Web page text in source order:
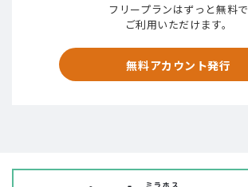
フリープランはずっと無料で
ご利用いただけます。
無料アカウント発行